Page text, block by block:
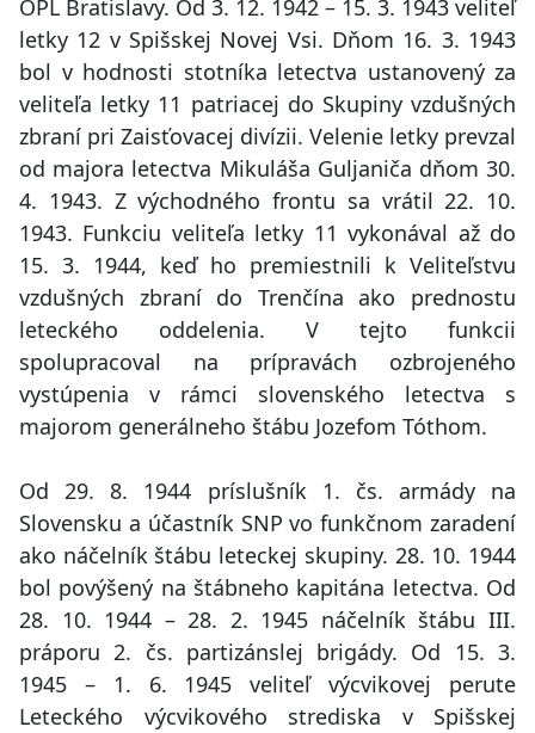
OPL Bratislavy. Od 3. 12. 1942 – 15. 3. 1943 veliteľ
letky 12 v Spišskej Novej Vsi. Dňom 16. 3. 1943
bol v hodnosti stotníka letectva ustanovený za
veliteľa letky 11 patriacej do Skupiny vzdušných
zbraní pri Zaisťovacej divízii. Velenie letky prevzal
od majora letectva Mikuláša Guljaniča dňom 30.
4. 1943. Z východného frontu sa vrátil 22. 10.
1943. Funkciu veliteľa letky 11 vykonával až do
15. 3. 1944, keď ho premiestnili k Veliteľstvu
vzdušných zbraní do Trenčína ako prednostu
leteckého oddelenia. V tejto funkcii
spolupracoval na prípravách ozbrojeného
vystúpenia v rámci slovenského letectva s
majorom generálneho štábu Jozefom Tóthom.
Od 29. 8. 1944 príslušník 1. čs. armády na
Slovensku a účastník SNP vo funkčnom zaradení
ako náčelník štábu leteckej skupiny. 28. 10. 1944
bol povýšený na štábneho kapitána letectva. Od
28. 10. 1944 – 28. 2. 1945 náčelník štábu III.
práporu 2. čs. partizánslej brigády. Od 15. 3.
1945 – 1. 6. 1945 veliteľ výcvikovej perute
Leteckého výcvikového strediska v Spišskej